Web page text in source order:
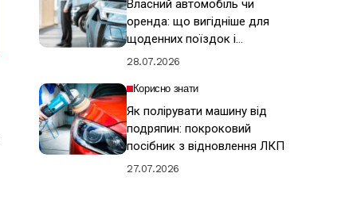
Власний автомобіль чи
оренда: що вигідніше для
щоденних поїздок і
подорожей
28.07.2026
Корисно знати
Як полірувати машину від
подряпин: покроковий
посібник з відновлення ЛКП
27.07.2026